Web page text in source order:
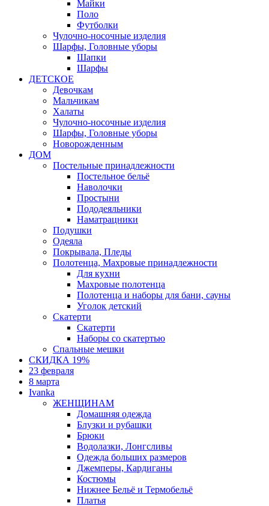
Майки
Поло
Футболки
Чулочно-носочные изделия
Шарфы, Головные уборы
Шапки
Шарфы
ДЕТСКОЕ
Девочкам
Мальчикам
Халаты
Чулочно-носочные изделия
Шарфы, Головные уборы
Новорожденным
ДОМ
Постельные принадлежности
Постельное бельё
Наволочки
Простыни
Пододеяльники
Наматрацники
Подушки
Одеяла
Покрывала, Пледы
Полотенца, Махровые принадлежности
Для кухни
Махровые полотенца
Полотенца и наборы для бани, сауны
Уголок детский
Скатерти
Скатерти
Наборы со скатертью
Спальные мешки
СКИДКА 19%
23 февраля
8 марта
Ivanka
ЖЕНЩИНАМ
Домашняя одежда
Блузки и рубашки
Брюки
Водолазки, Лонгсливы
Одежда больших размеров
Джемперы, Кардиганы
Костюмы
Нижнее Бельё и Термобельё
Платья